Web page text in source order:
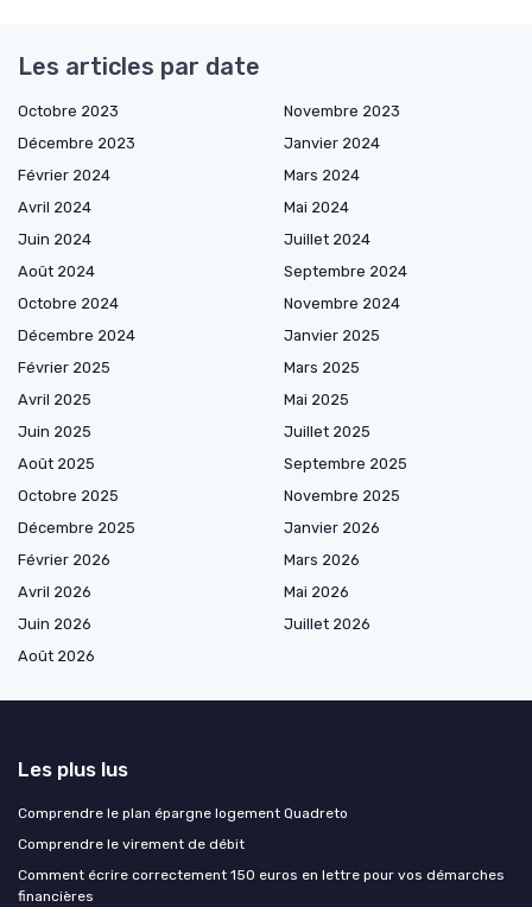
Les articles par date
Octobre 2023
Novembre 2023
Décembre 2023
Janvier 2024
Février 2024
Mars 2024
Avril 2024
Mai 2024
Juin 2024
Juillet 2024
Août 2024
Septembre 2024
Octobre 2024
Novembre 2024
Décembre 2024
Janvier 2025
Février 2025
Mars 2025
Avril 2025
Mai 2025
Juin 2025
Juillet 2025
Août 2025
Septembre 2025
Octobre 2025
Novembre 2025
Décembre 2025
Janvier 2026
Février 2026
Mars 2026
Avril 2026
Mai 2026
Juin 2026
Juillet 2026
Août 2026
Les plus lus
Comprendre le plan épargne logement Quadreto
Comprendre le virement de débit
Comment écrire correctement 150 euros en lettre pour vos démarches
financières